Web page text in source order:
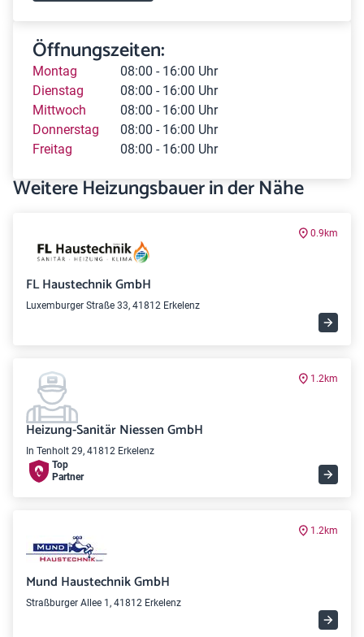
Öffnungszeiten:
Montag
08:00 - 16:00 Uhr
Dienstag
08:00 - 16:00 Uhr
Mittwoch
08:00 - 16:00 Uhr
Donnerstag
08:00 - 16:00 Uhr
Freitag
08:00 - 16:00 Uhr
Weitere Heizungsbauer in der Nähe
0.9km
FL Haustechnik GmbH
Luxemburger Straße 33, 41812 Erkelenz
1.2km
Heizung-Sanitär Niessen GmbH
In Tenholt 29, 41812 Erkelenz
Top
Partner
1.2km
Mund Haustechnik GmbH
Straßburger Allee 1, 41812 Erkelenz